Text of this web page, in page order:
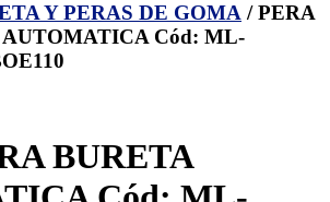
Y PERAS DE GOMA / PERA
AUTOMATICA Cód: ML-
BURETA